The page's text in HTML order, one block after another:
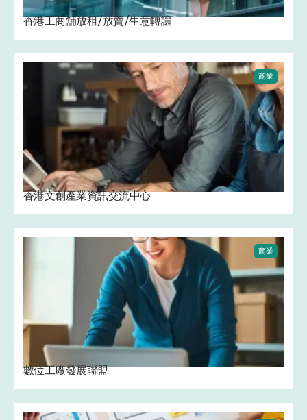
香港工商舖放租/放賣/生意轉讓
商業
香港文創產業資訊交流中心
商業
數位工廠發展聯盟